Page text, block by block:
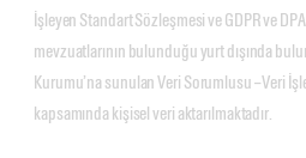
İşleyen Standart Sözleşmesi ve GDPR ve
mevzuatlarının bulunduğu yurt dışında
Kurumu’na sunulan Veri Sorumlusu – Veri
kapsamında kişisel veri aktarılmaktadır.